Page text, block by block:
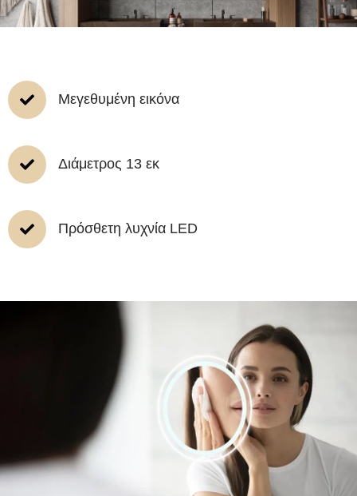
Μεγεθυμένη εικόνα
Διάμετρος 13 εκ
Πρόσθετη λυχνία LED